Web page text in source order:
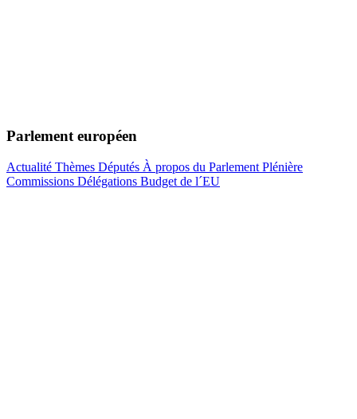
Parlement européen
Actualité Thèmes Députés À propos du Parlement Plénière
Commissions Délégations Budget de l´EU